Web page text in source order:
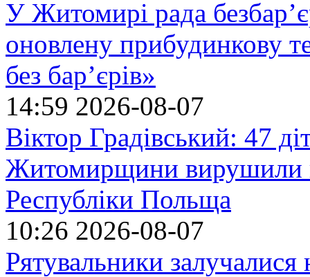
У Житомирі рада
оновлену прибудинкову
без бар’єрів»
14:59 2026-08-07
Віктор Градівський: 47
Житомирщини вирушили
Республіки Польща
10:26 2026-08-07
Рятувальники